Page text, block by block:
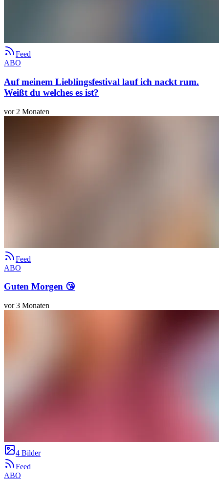
Feed
ABO
Auf meinem Lieblingsfestival lauf ich nackt rum.
Weißt du welches es ist?
vor 2 Monaten
Feed
ABO
Guten Morgen 😘
vor 3 Monaten
4 Bilder
Feed
ABO